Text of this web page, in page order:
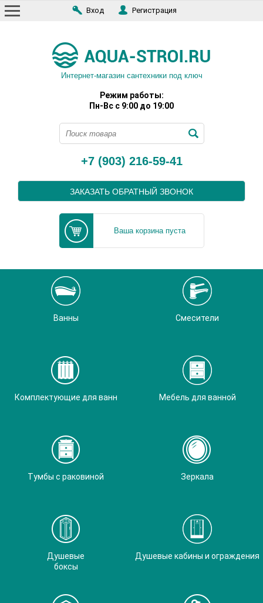
Вход Регистрация
Интернет-магазин сантехники под ключ
Режим работы:
Пн-Вс с 9:00 до 19:00
+7 (903) 216-59-41
ЗАКАЗАТЬ ОБРАТНЫЙ ЗВОНОК
Ваша корзина пуста
Ванны Смесители
Комплектующие для ванн Мебель для ванной
Тумбы с раковиной Зеркала
Душевые
боксы
Душевые кабины и ограждения